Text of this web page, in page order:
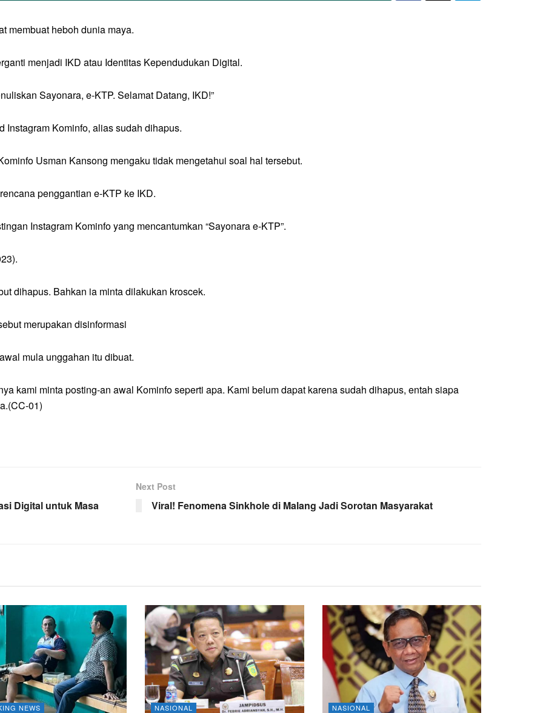
membuat heboh dunia maya.
menjadi IKD atau Identitas Kependudukan Digital.
Sayonara, e-KTP. Selamat Datang, IKD!”
Instagram Kominfo, alias sudah dihapus.
Usman Kansong mengaku tidak mengetahui soal hal tersebut.
penggantian e-KTP ke IKD.
Instagram Kominfo yang mencantumkan “Sayonara e-KTP”.
dihapus. Bahkan ia minta dilakukan kroscek.
merupakan disinformasi
mula unggahan itu dibuat.
kami minta posting-an awal Kominfo seperti apa. Kami belum dapat karena sudah dihapus, entah siapa
01)
Digital untuk Masa
Next Post
Viral! Fenomena Sinkhole di Malang Jadi Sorotan Masyarakat
NEWS NASIONAL NASIONAL